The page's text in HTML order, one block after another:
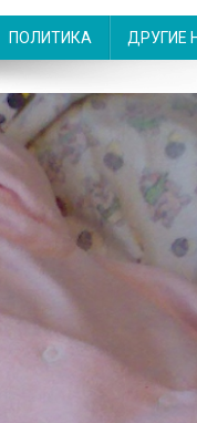
ПОЛИТИКА ДРУГИЕ